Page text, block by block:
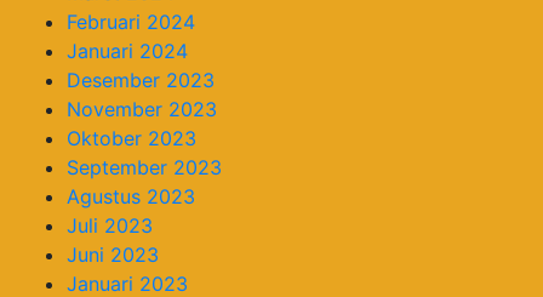
Februari 2024
Januari 2024
Desember 2023
November 2023
Oktober 2023
September 2023
Agustus 2023
Juli 2023
Juni 2023
Januari 2023